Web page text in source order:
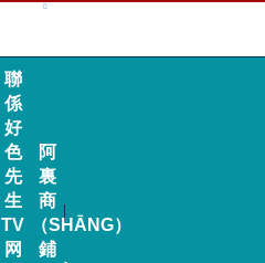
聯
係
好
色
先
生
TV
网
阿
裏
商
（SHĀNG）
鋪